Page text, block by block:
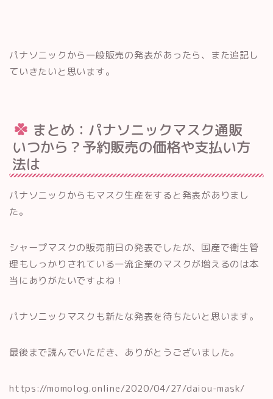
パナソニックから一般販売の発表があったら、また追記し
ていきたいと思います。
まとめ：パナソニックマスク通販
いつから？予約販売の価格や支払い方
法は
パナソニックからもマスク生産をすると発表がありまし
た。
シャープマスクの販売前日の発表でしたが、国産で衛生管
理もしっかりされている一流企業のマスクが増えるのは本
当にありがたいですよね！
パナソニックマスクも新たな発表を待ちたいと思います。
最後まで読んでいただき、ありがとうございました。
https://momolog.online/2020/04/27/daiou-mask/